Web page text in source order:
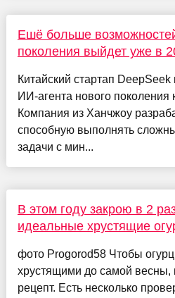
Ешё больше
поколения выйдет уже в
Китайский стартап DeepSeek
ИИ-агента нового поколения
Компания из Ханчжоу
способную выполнять
задачи с мин...
В этом году закрою в 2
идеальные хрустящие
фото Progorod58 Чтобы
хрустящими до самой весны,
рецепт. Есть несколько